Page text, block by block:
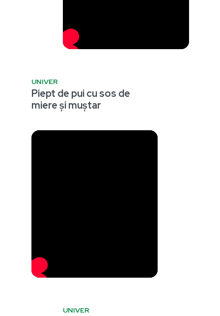
UNIVER
Piept de pui cu sos de
miere și muștar
UNIVER